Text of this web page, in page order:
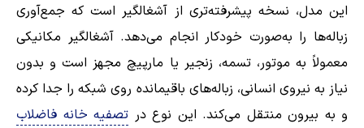
این مدل، نسخه پیشرفته‌تری از آشغالگیر است که جمع‌آوری
زباله‌ها را به‌صورت خودکار انجام می‌دهد. آشغالگیر مکانیکی
معمولاً به موتور، تسمه، زنجیر یا مارپیچ مجهز است و بدون
نیاز به نیروی انسانی، زباله‌های باقیمانده روی شبکه را جدا کرده
و به بیرون منتقل می‌کند. این نوع در تصفیه خانه فاضلاب